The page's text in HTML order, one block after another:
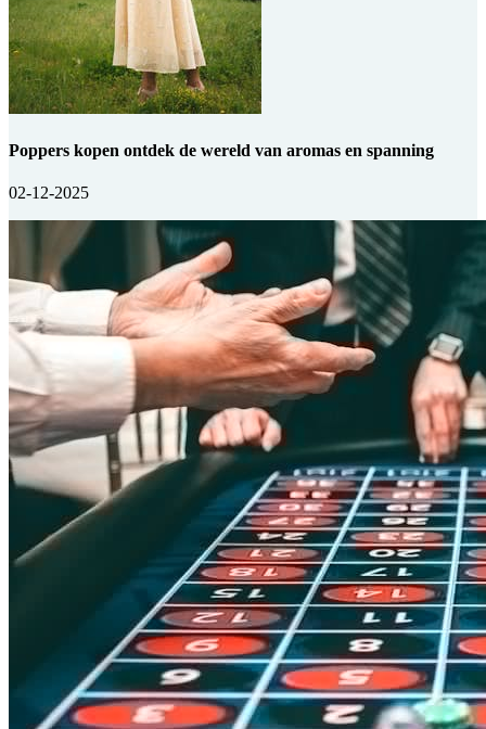
Poppers kopen ontdek de wereld van aromas en spanning
02-12-2025